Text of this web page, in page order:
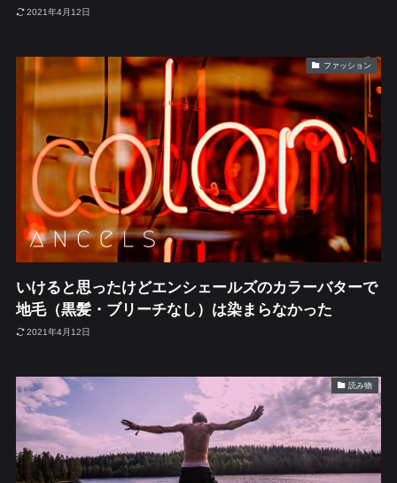
2021年4月12日
ファッション
いけると思ったけどエンシェールズのカラーバターで
地毛（黒髪・ブリーチなし）は染まらなかった
2021年4月12日
読み物